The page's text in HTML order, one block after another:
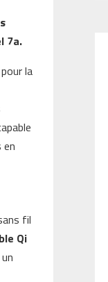
7a.
la
en
fil
Qi